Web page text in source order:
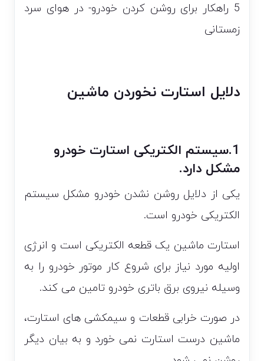
5 راهکار برای روشن کردن خودرو- در هوای سرد
زمستانی
دلایل استارت نخوردن ماشین
1.سیستم الکتریکی استارت خودرو
مشکل دارد.
یکی از دلایل روشن نشدن خودرو مشکل سیستم
الکتریکی خودرو است.
استارت ماشین یک قطعه الکتریکی است و انرژی
اولیه مورد نیاز برای شروع کار موتور خودرو را به
وسیله نیروی برق باتری خودرو تامین می کند.
در صورت خرابی قطعات و سیمکشی های استارت،
ماشین درست استارت نمی خورد و به بیان دیگر